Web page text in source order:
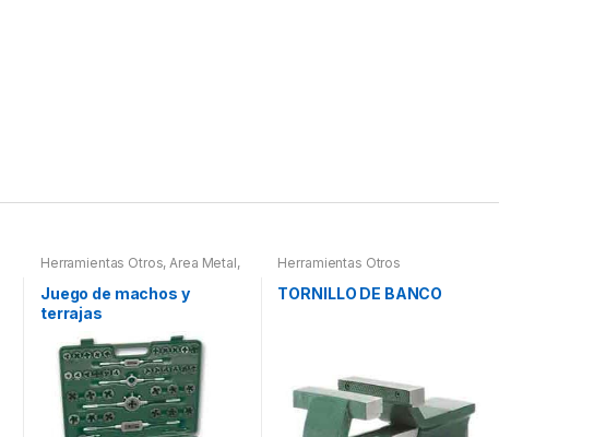
Herramientas Otros, Area Metal,
Maletines Herramientas,
Extractores, Compresímetros,
otros
Juego de machos y
terrajas
Herramientas Otros
TORNILLO DE BANCO